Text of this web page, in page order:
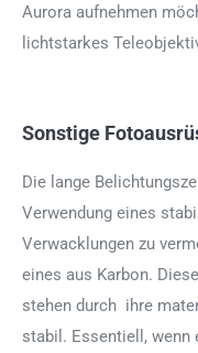
Aurora aufnehmen
lichtstarkes
Sonstige
Die lange
Verwendung eines
Verwacklungen zu
eines aus Karbon.
stehen durch ihre
stabil. Essentiell,